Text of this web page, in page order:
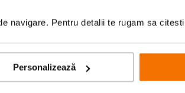
navigare. Pentru detalii te rugam sa citesti
Personalizează
anterior:507 00 lei
50700 lei